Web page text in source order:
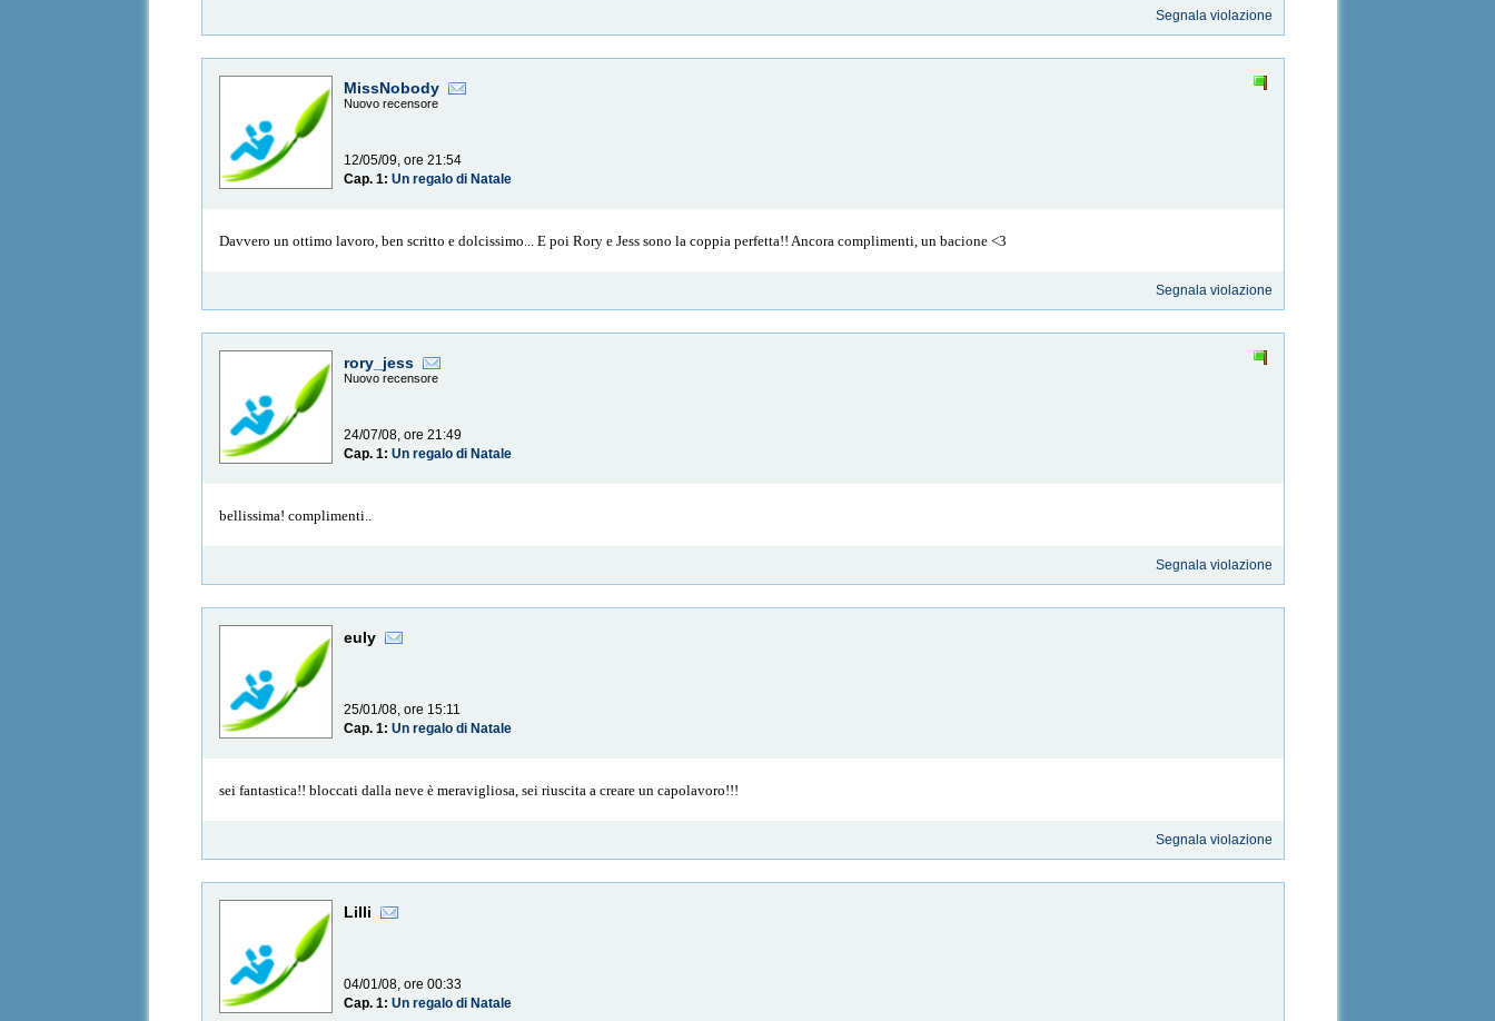
Segnala violazione
MissNobody
Nuovo recensore
12/05/09, ore 21:54
Cap. 1:Un regalo di Natale
Davvero un ottimo lavoro, ben scritto e dolcissimo... E poi Rory e Jess sono la coppia perfetta!! Ancora complimenti, un bacione <3
Segnala violazione
rory_jess
Nuovo recensore
24/07/08, ore 21:49
Cap. 1:Un regalo di Natale
bellissima! complimenti..
Segnala violazione
euly
25/01/08, ore 15:11
Cap. 1:Un regalo di Natale
sei fantastica!! bloccati dalla neve è meravigliosa, sei riuscita a creare un capolavoro!!!
Segnala violazione
Lilli
04/01/08, ore 00:33
Cap. 1:Un regalo di Natale